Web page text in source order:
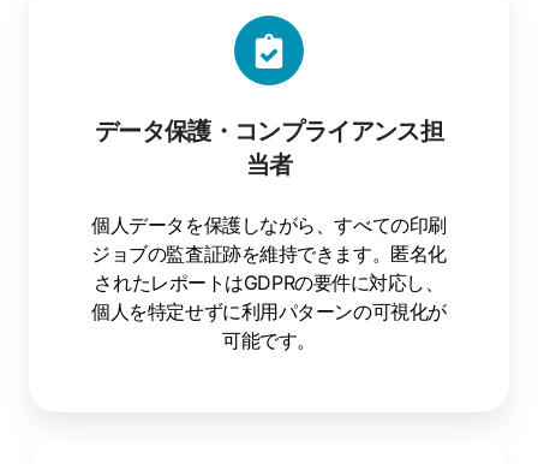
データ保護・コンプライアンス担
当者
個人データを保護しながら、すべての印刷
ジョブの監査証跡を維持できます。匿名化
されたレポートはGDPRの要件に対応し、
個人を特定せずに利用パターンの可視化が
可能です。